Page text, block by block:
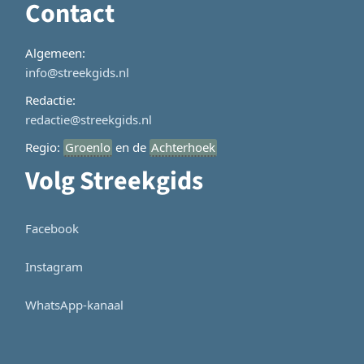
Contact
Algemeen:
info@streekgids.nl
Redactie:
redactie@streekgids.nl
Regio: Groenlo en de Achterhoek
Volg Streekgids
Facebook
Instagram
WhatsApp-kanaal